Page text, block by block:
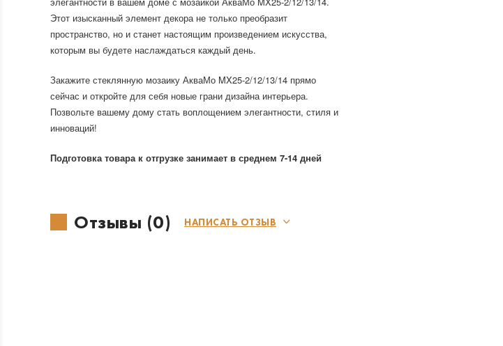
Этот изысканный элемент декора не только преобразит
пространство, но и станет настоящим произведением искусства,
которым вы будете наслаждаться каждый день.
Закажите стеклянную мозаику АкваМо MX25-2/12/13/14 прямо
сейчас и откройте для себя новые грани дизайна интерьера.
Позвольте вашему дому стать воплощением элегантности, стиля и
инноваций!
Подготовка товара к отгрузке занимает в среднем 7-14 дней
Отзывы (0) НАПИСАТЬ ОТЗЫВ